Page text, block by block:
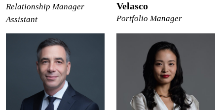
Relationship Manager
Assistant
Velasco
Portfolio Manager